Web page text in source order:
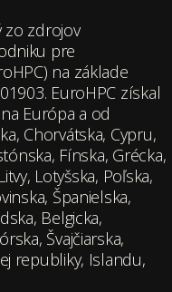
zo zdrojov
pre
na základe
EuroHPC získal
Európa a od
Chorvátska, Cypru,
Fínska, Grécka,
Lotyšska, Poľska,
Španielska,
Belgicka,
Švajčiarska,
republiky, Islandu,